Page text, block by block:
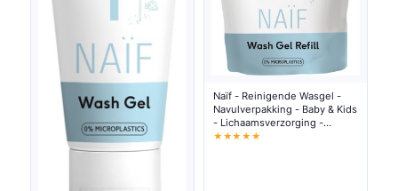
Naïf - Reinigende Wasgel -
Navulverpakking - Baby & Kids
- Lichaamsverzorging -
Natuurlijke Ingrediënten -
★★★★★